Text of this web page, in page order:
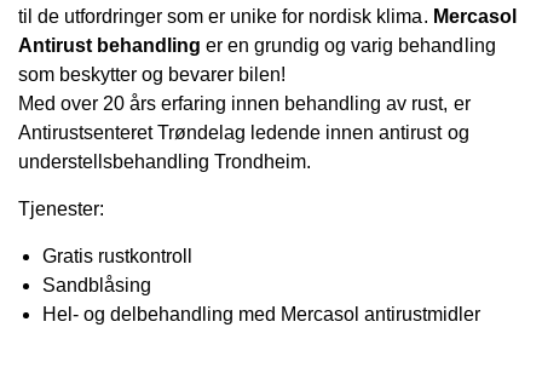
til de utfordringer som er unike for nordisk klima. Mercasol
Antirust behandling er en grundig og varig behandling
som beskytter og bevarer bilen!
Med over 20 års erfaring innen behandling av rust, er
Antirustsenteret Trøndelag ledende innen antirust og
understellsbehandling Trondheim.
Tjenester:
Gratis rustkontroll
Sandblåsing
Hel- og delbehandling med Mercasol antirustmidler